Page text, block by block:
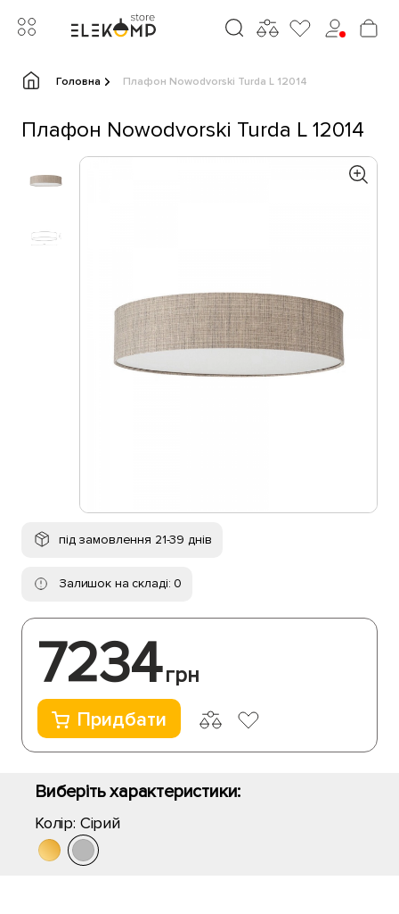
Головна Плафон Nowodvorski Turda L 12014
Плафон Nowodvorski Turda L 12014
під замовлення 21-39 днів
Залишок на складі: 0
7234грн
Придбати
Виберіть характеристики:
Колір: Сірий